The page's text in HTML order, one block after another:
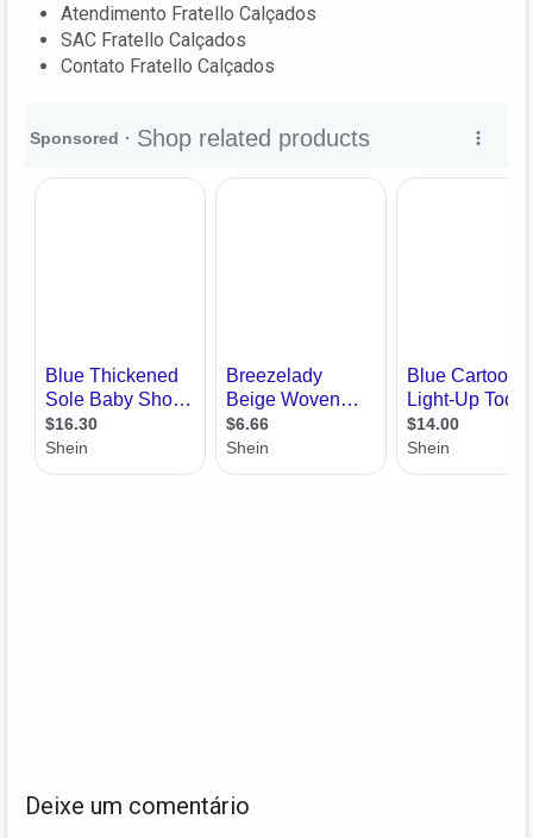
Atendimento Fratello Calçados
SAC Fratello Calçados
Contato Fratello Calçados
Deixe um comentário